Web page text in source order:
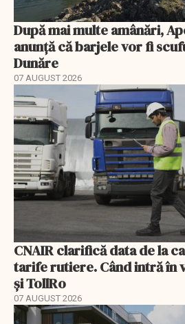
După mai multe amânări,
anunță că barjele vor fi
Dunăre
07 AUGUST 2026
CNAIR clarifică data de la
tarife rutiere. Când intră în
și TollRo
07 AUGUST 2026